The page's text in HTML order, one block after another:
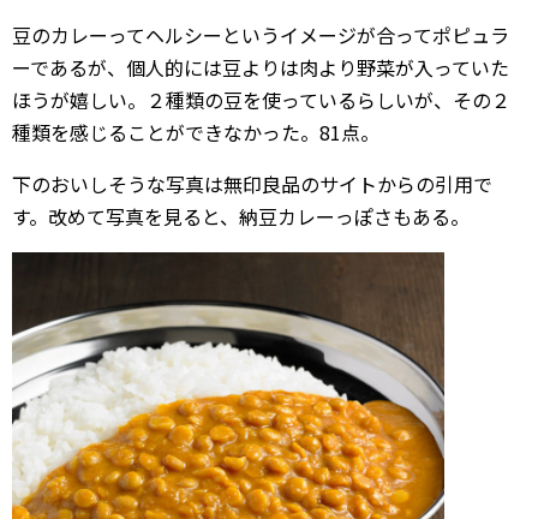
豆のカレーってヘルシーというイメージが合ってポピュラ
ーであるが、個人的には豆よりは肉より野菜が入っていた
ほうが嬉しい。２種類の豆を使っているらしいが、その２
種類を感じることができなかった。81点。
下のおいしそうな写真は無印良品のサイトからの引用で
す。改めて写真を見ると、納豆カレーっぽさもある。